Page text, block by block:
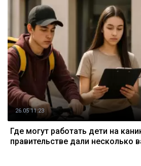
26.05 11:23
Где могут работать дети на
правительстве дали несколько